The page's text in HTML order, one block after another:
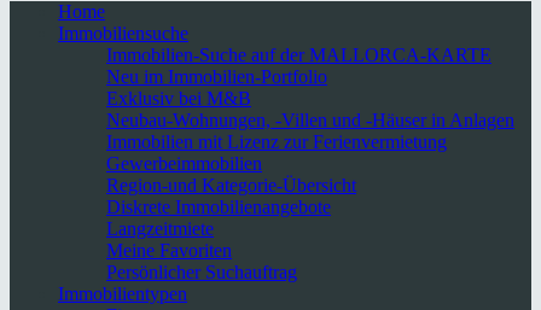
Home
Immobiliensuche
Immobilien-Suche auf der MALLORCA-KARTE
Neu im Immobilien-Portfolio
Exklusiv bei M&B
Neubau-Wohnungen, -Villen und -Häuser in Anlagen
Immobilien mit Lizenz zur Ferienvermietung
Gewerbeimmobilien
Region-und Kategorie-Übersicht
Diskrete Immobilienangebote
Langzeitmiete
Meine Favoriten
Persönlicher Suchauftrag
Immobilientypen